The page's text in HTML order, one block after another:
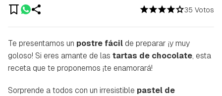
35 Votos
Te presentamos un postre fácilde preparar ¡y muy
goloso! Si eres amante de las tartas de chocolate, esta
receta que te proponemos ¡te enamorará!
Sorprende a todos con un irresistible pastel de